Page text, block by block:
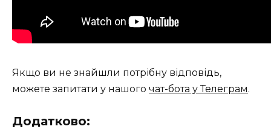
Якщо ви не знайшли потрібну відповідь,
можете запитати у нашого чат-бота у Телеграм.
Додатково: